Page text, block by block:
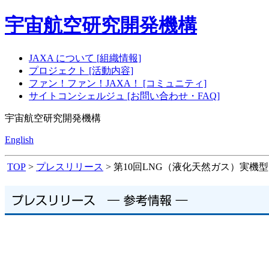
宇宙航空研究開発機構
JAXA について [組織情報]
プロジェクト [活動内容]
ファン！ファン！JAXA！ [コミュニティ]
サイトコンシェルジュ [お問い合わせ・FAQ]
宇宙航空研究開発機構
English
TOP > プレスリリース > 第10回LNG（液化天然ガス）実機